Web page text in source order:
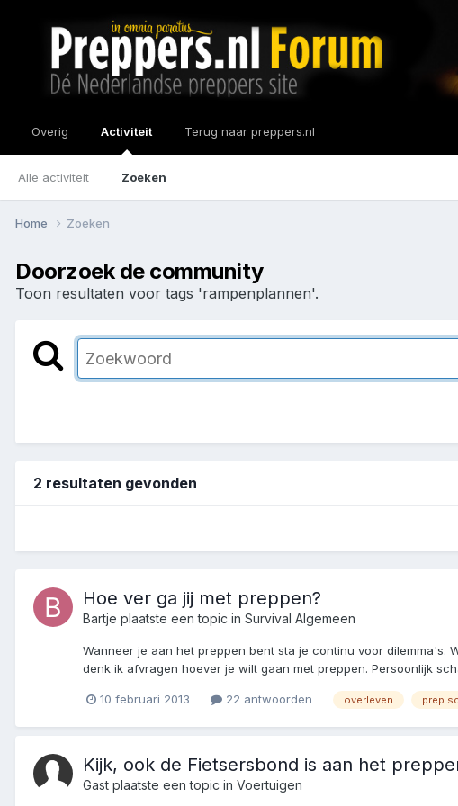
Overig Activiteit
Alle activiteit Zoeken
Terug naar preppers.nl
Home Zoeken
Doorzoek de community
Toon resultaten voor tags 'rampenplannen'.
2 resultaten gevonden
Hoe ver ga jij met preppen?
Bartje plaatste een topic in Survival Algemeen
Wanneer je aan het preppen bent sta je continu voor dilemma's.
denk ik afvragen hoever je wilt gaan met preppen. Persoonlijk
10 februari 2013 22 antwoorden overleven prep
Kijk, ook de Fietsersbond is aan het
Gast plaatste een topic in Voertuigen